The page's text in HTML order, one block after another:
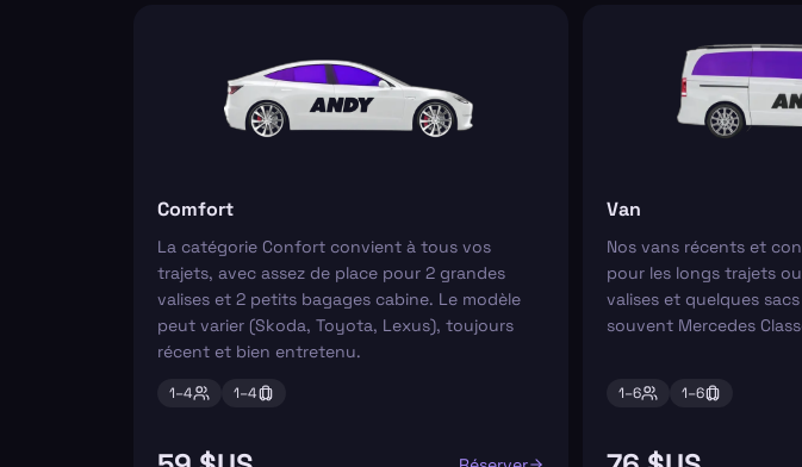
Comfort
La catégorie Confort convient à tous vos
trajets, avec assez de place pour 2 grandes
valises et 2 petits bagages cabine. Le modèle
peut varier (Skoda, Toyota, Lexus), toujours
récent et bien entretenu.
1–4 1–4
Van
Nos vans récents et
pour les longs trajets
valises et quelques
souvent Mercedes
1–6 1–6